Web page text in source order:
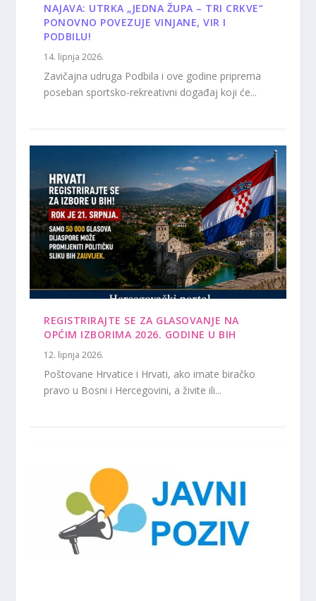
NAJAVA: UTRKA „JEDNA ŽUPA – TRI CRKVE“
PONOVNO POVEZUJE VINJANE, VIR I
PODBILU!
14. lipnja 2026.
Zavičajna udruga Podbila i ove godine priprema
poseban sportsko-rekreativni događaj koji će...
REGISTRIRAJTE SE ZA GLASOVANJE NA
OPĆIM IZBORIMA 2026. GODINE U BIH
12. lipnja 2026.
Poštovane Hrvatice i Hrvati, ako imate biračko
pravo u Bosni i Hercegovini, a živite ili...